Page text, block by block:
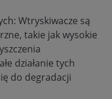
Wtryskiwacze są
takie jak wysokie
działanie tych
do degradacji